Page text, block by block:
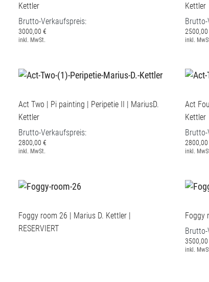
Kettler
Brutto-Verkaufspreis:
3000,00 €
inkl. MwSt.
Kettler
2500,00
inkl.
Act Two | Pi painting | Peripetie II | MariusD.
Kettler
Brutto-Verkaufspreis:
2800,00 €
inkl. MwSt.
Act
Kettler
2800,00
inkl.
Foggy room 26 | Marius D. Kettler |
RESERVIERT
Foggy
3500,00
inkl.